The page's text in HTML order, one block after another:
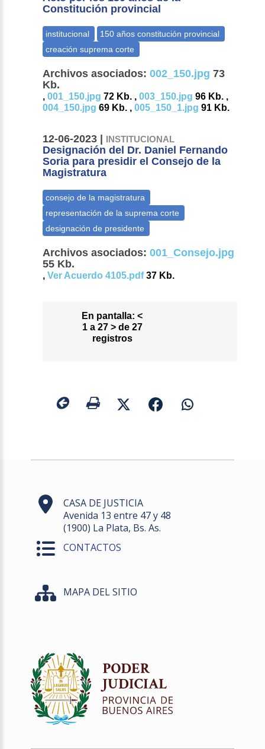
Constitución provincial
Archivos asociados: 002_150.jpg 73
Kb.
,001_150.jpg 72 Kb. ,003_150.jpg 96 Kb. ,
004_150.jpg 69 Kb. ,005_150_1.jpg 91 Kb.
12-06-2023 | INSTITUCIONAL
Designación del Dr. Daniel Fernando
Soria para presidir el Consejo de la
Magistratura
Archivos asociados: 001_Consejo.jpg
55 Kb.
,Ver Acuerdo 4105.pdf37 Kb.
En pantalla: <
1 a 27 > de 27
registros
CASA DE JUSTICIA
Avenida 13 entre 47 y 48
(1900) La Plata, Bs. As.
CONTACTOS
MAPA DEL SITIO